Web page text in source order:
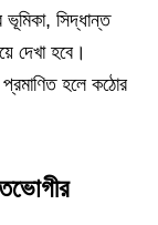
ভূমিকা, সিদ্ধান্ত
দেখা হবে।
হলে কঠোর